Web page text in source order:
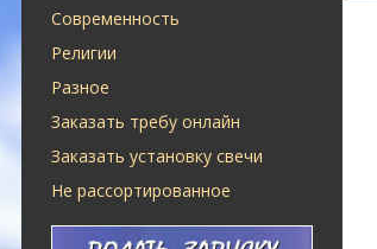
Современность
Религии
Разное
Заказать требу онлайн
Заказать установку свечи
Не рассортированное